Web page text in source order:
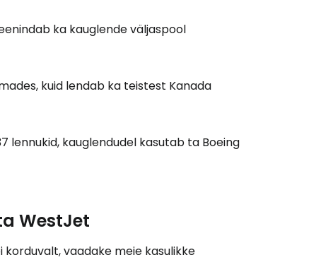
ka kauglende väljaspool
kuid lendab ka teistest Kanada
lennukid, kauglendudel kasutab ta Boeing
WestJet
vaadake meie kasulikke